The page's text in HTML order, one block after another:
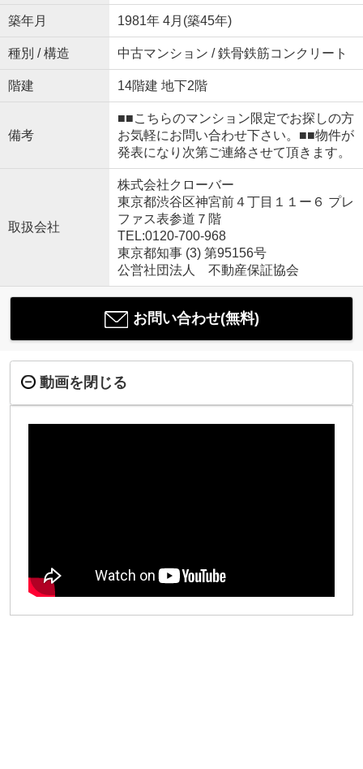
築年月 1981年 4月(築45年)
種別 / 構造 中古マンション / 鉄骨鉄筋コンクリート
階建 14階建 地下2階
備考
■■こちらのマンション限定でお探しの方
お気軽にお問い合わせ下さい。■■物件が
発表になり次第ご連絡させて頂きます。
取扱会社
株式会社クローバー
東京都渋谷区神宮前４丁目１１ー６ プレ
ファス表参道７階
TEL:0120-700-968
東京都知事 (3) 第95156号
公営社団法人 不動産保証協会
お問い合わせ(無料)
動画を閉じる